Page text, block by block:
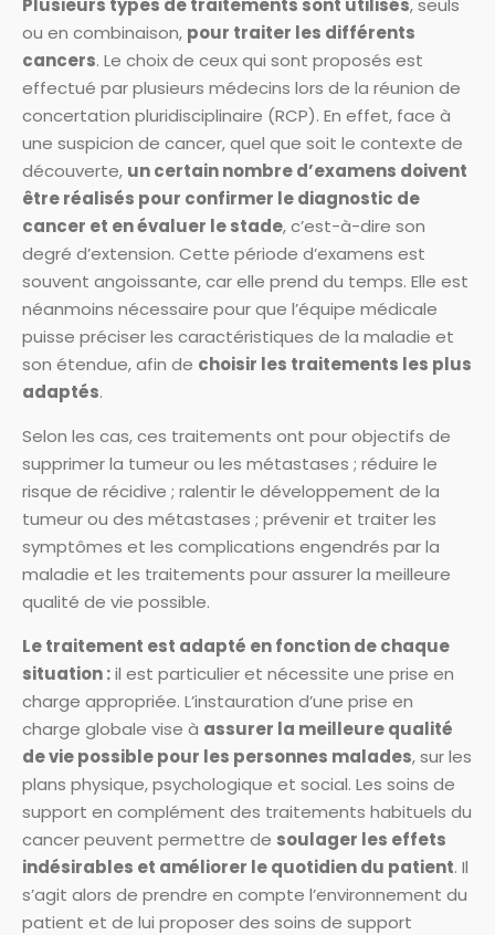
Plusieurs types de traitements sont utilisés, seuls
ou en combinaison, pour traiter les différents
cancers. Le choix de ceux qui sont proposés est
effectué par plusieurs médecins lors de la réunion de
concertation pluridisciplinaire (RCP). En effet, face à
une suspicion de cancer, quel que soit le contexte de
découverte, un certain nombre d’examens doivent
être réalisés pour confirmer le diagnostic de
cancer et en évaluer le stade, c’est-à-dire son
degré d’extension. Cette période d’examens est
souvent angoissante, car elle prend du temps. Elle est
néanmoins nécessaire pour que l’équipe médicale
puisse préciser les caractéristiques de la maladie et
son étendue, afin de choisir les traitements les plus
adaptés.
Selon les cas, ces traitements ont pour objectifs de
supprimer la tumeur ou les métastases ; réduire le
risque de récidive ; ralentir le développement de la
tumeur ou des métastases ; prévenir et traiter les
symptômes et les complications engendrés par la
maladie et les traitements pour assurer la meilleure
qualité de vie possible.
Le traitement est adapté en fonction de chaque
situation :il est particulier et nécessite une prise en
charge appropriée. L’instauration d’une prise en
charge globale vise à assurer la meilleure qualité
de vie possible pour les personnes malades, sur les
plans physique, psychologique et social. Les soins de
support en complément des traitements habituels du
cancer peuvent permettre de soulager les effets
indésirables et améliorer le quotidien du patient. Il
s’agit alors de prendre en compte l’environnement du
patient et de lui proposer des soins de support